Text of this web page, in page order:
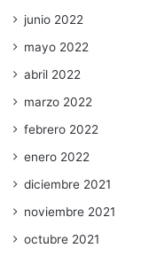
junio 2022
mayo 2022
abril 2022
marzo 2022
febrero 2022
enero 2022
diciembre 2021
noviembre 2021
octubre 2021